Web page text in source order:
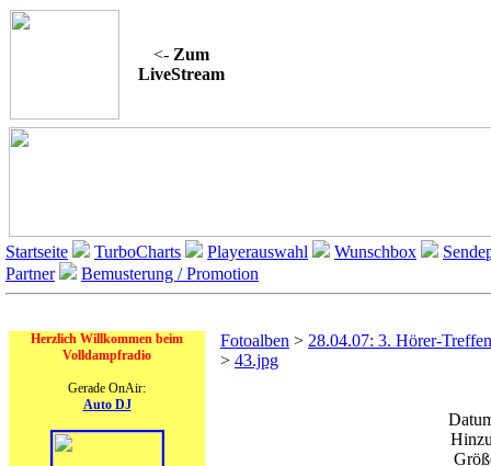
<- Zum
LiveStream
Startseite TurboCharts Playerauswahl Wunschbox
Partner
Bemusterung / Promotion
Herzlich Willkommen beim
Volldampfradio
Gerade OnAir:
Auto DJ
Fotoalben > 28.04.07: 3. Hörer-
> 43.jpg